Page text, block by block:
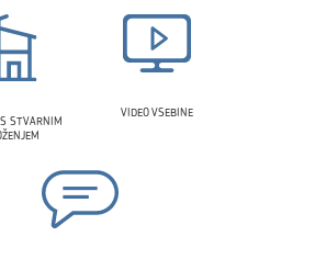
STVARNIM
VIDEO VSEBINE